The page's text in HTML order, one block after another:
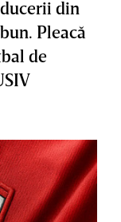
din
Pleacă
de